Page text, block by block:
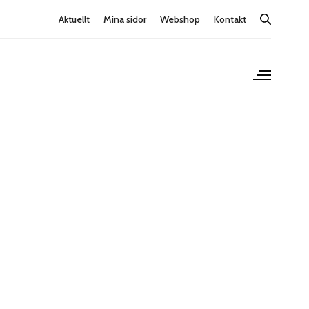
Aktuellt Mina sidor Webshop Kontakt